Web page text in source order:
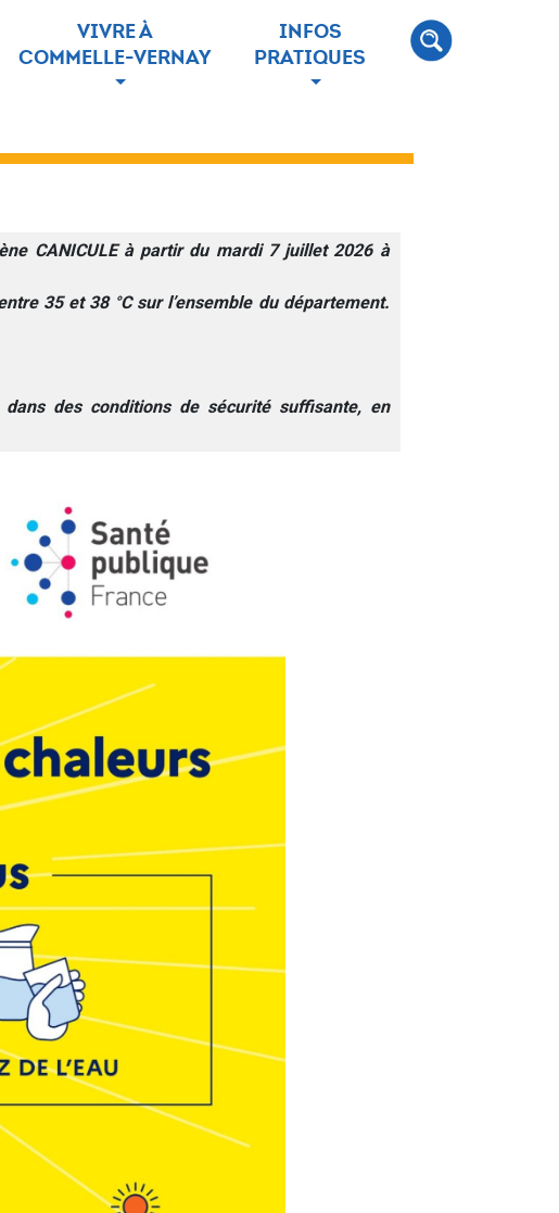
VIVRE À
COMMELLE-VERNAY
INFOS
PRATIQUES
CANICULE à partir du mardi 7 juillet 2026 à
35 et 38 °C sur l’ensemble du département.
des conditions de sécurité suffisante, en